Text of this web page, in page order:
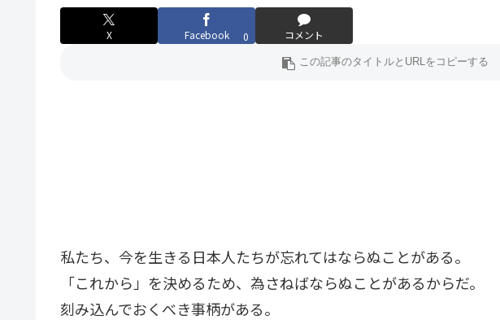
X Facebook 0 コメント
私たち、今を生きる日本人たちが忘れてはならぬことがある。
「これから」を決めるため、為さねばならぬことがあるからだ。
刻み込んでおくべき事柄がある。